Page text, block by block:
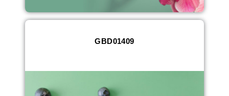
GBD01409